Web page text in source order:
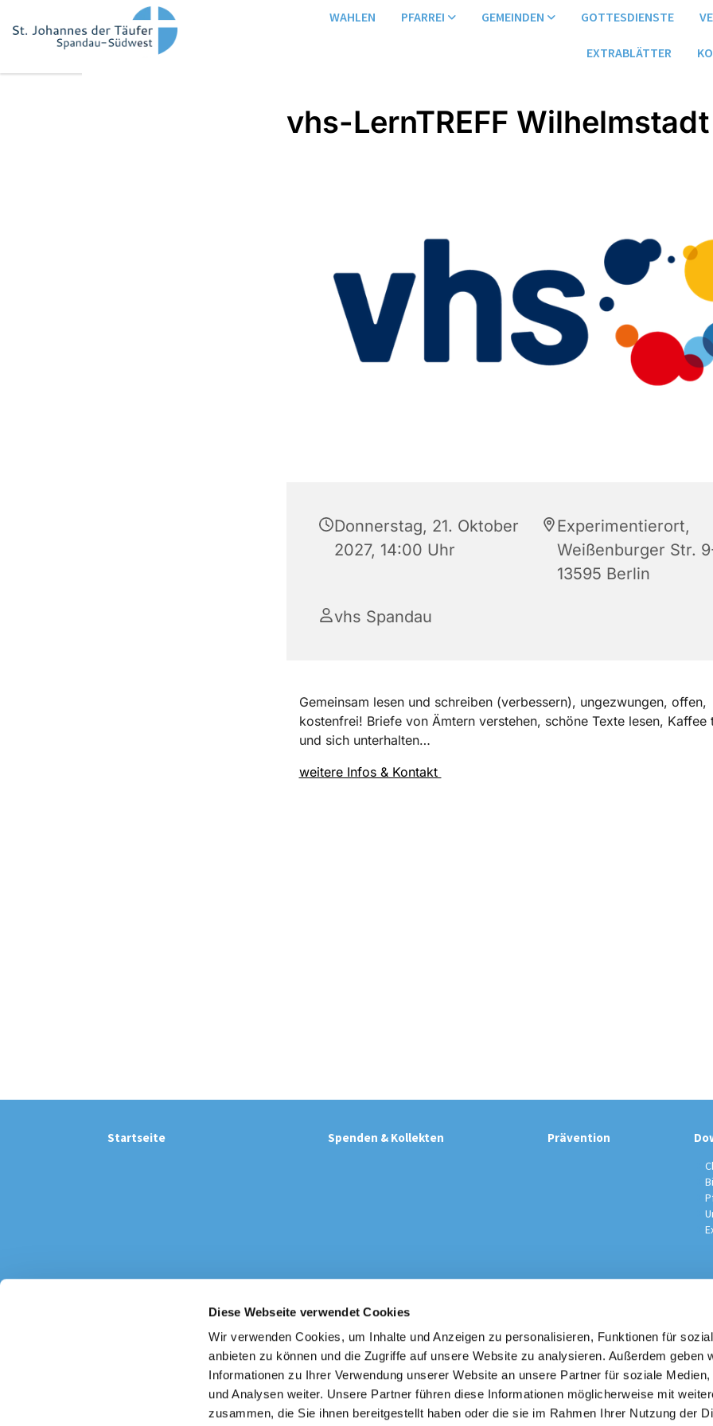
Diese Webseite verwendet Cookies
Wir verwenden Cookies, um Inhalte und Anzeigen zu personalisieren, Funktionen für
anbieten zu können und die Zugriffe auf unsere Website zu analysieren. Außerdem geben
Informationen zu Ihrer Verwendung unserer Website an unsere Partner für soziale Medien,
und Analysen weiter. Unsere Partner führen diese Informationen möglicherweise mit
zusammen, die Sie ihnen bereitgestellt haben oder die sie im Rahmen Ihrer Nutzung der
WAHLEN PFARREI GEMEINDEN GOTTESDIENSTE
EXTRABLÄTTER
vhs-LernTREFF Wilhelmstadt
Donnerstag, 21. Oktober
2027, 14:00 Uhr
Experimentierort,
Weißenburger Str.
13595 Berlin
vhs Spandau
Gemeinsam lesen und schreiben (verbessern), ungezwungen, offen,
kostenfrei! Briefe von Ämtern verstehen, schöne Texte lesen, Kaffee
und sich unterhalten…
weitere Infos & Kontakt
Startseite Spenden & Kollekten Prävention
Katholische Kirchengemeinde / Pfarrei St. Johannes der Täufer
Am Kiesteich 50, 13589 Berlin
030 – 373 22 16
info@st-johannes-spandau.de
Kontakt|Impressum |Datenschutzhinweise|Erzbistum Berlin